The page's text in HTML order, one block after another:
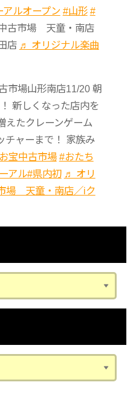
アルオープン #山形 #
古市場 天童・南店
店 ♬ オリジナル楽曲
市場山形南店11/20 朝
新しくなった店内を
えたクレーンゲーム
チャーまで！ 家族み
宝中古市場 #おたち
アル#県内初 ♬ オリ
場 天童・南店／iク